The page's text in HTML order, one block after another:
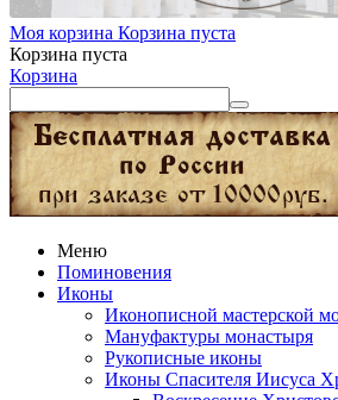
Моя корзина Корзина пуста
Корзина пуста
Корзина
Меню
Поминовения
Иконы
Иконописной мастерской
Мануфактуры монастыря
Рукописные иконы
Иконы Спасителя Иисуса